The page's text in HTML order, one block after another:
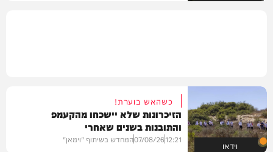
וידאו
כשהאש בוערת!
הזיכרונות שלא יישכחו מהקעמפ
והתובנות בשנים שאחרי
12:21
07/08/26המחדש בשיתוף "וימאן"